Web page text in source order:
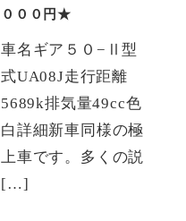
０００円★
車名ギア５０−Ⅱ型
式UA08J走行距離
5689k排気量49cc色
白詳細新車同様の極
上車です。多くの説
[…]